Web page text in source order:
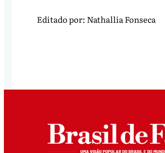
Editado por: Nathallia Fonseca